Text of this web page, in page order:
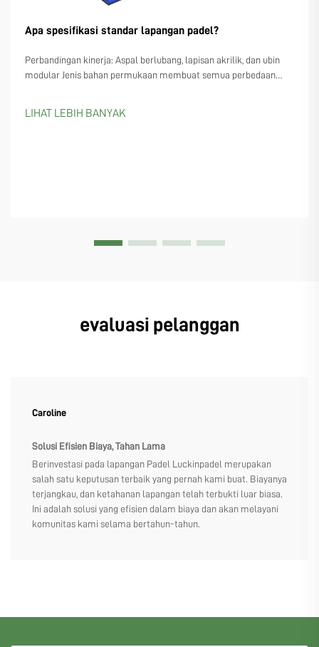
Apa spesifikasi standar lapangan padel?
Perbandingan kinerja: Aspal berlubang, lapisan akrilik, dan ubin
modular Jenis bahan permukaan membuat semua perbedaan
LIHAT LEBIH BANYAK
evaluasi pelanggan
Caroline
Solusi Efisien Biaya, Tahan Lama
Berinvestasi pada lapangan Padel Luckinpadel merupakan
salah satu keputusan terbaik yang pernah kami buat. Biayanya
terjangkau, dan ketahanan lapangan telah terbukti luar biasa.
Ini adalah solusi yang efisien dalam biaya dan akan melayani
komunitas kami selama bertahun-tahun.